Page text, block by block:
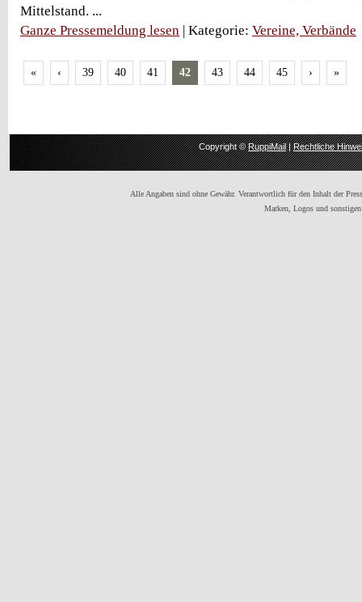
Mittelstand. ...
Ganze Pressemeldung lesen | Kategorie: Vereine, Verbände
« ‹ 39 40 41 42 43 44 45 › »
Copyright ©RuppiMail|Rechtliche
Alle Angaben sind ohne Gewähr. Verantwortlich für den Inhalt der
Marken, Logos und